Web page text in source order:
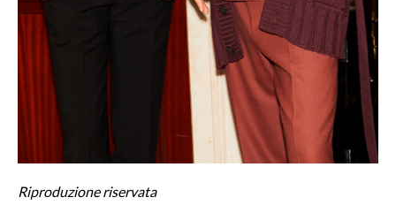
Riproduzione riservata